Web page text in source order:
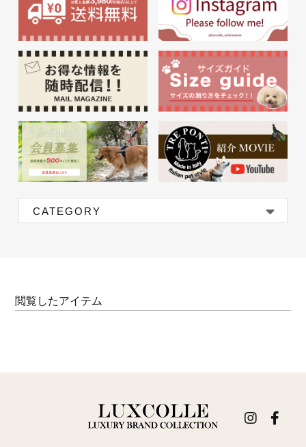
CATEGORY
閲覧したアイテム